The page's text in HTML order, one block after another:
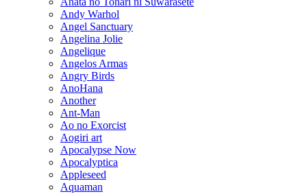
Andy Warhol
Angel Sanctuary
Angelina Jolie
Angelique
Angelos Armas
Angry Birds
AnoHana
Another
Ant-Man
Ao no Exorcist
Aogiri art
Apocalypse Now
Apocalyptica
Appleseed
Aquaman